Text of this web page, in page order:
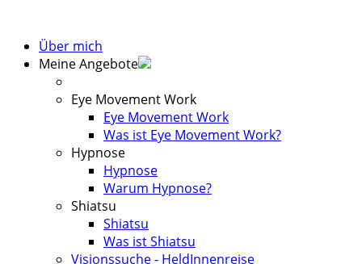
Über mich
Meine Angebote
Eye Movement Work
Eye Movement Work
Was ist Eye Movement Work?
Hypnose
Hypnose
Warum Hypnose?
Shiatsu
Shiatsu
Was ist Shiatsu
Visionssuche - HeldInnenreise